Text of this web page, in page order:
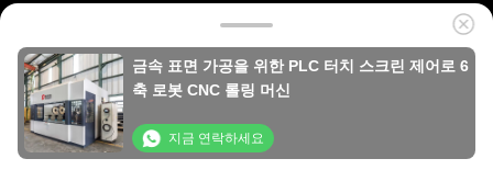
금속 표면 가공을 위한 PLC 터치 스크린 제어로 6
축 로봇 CNC 롤링 머신
지금 연락하세요